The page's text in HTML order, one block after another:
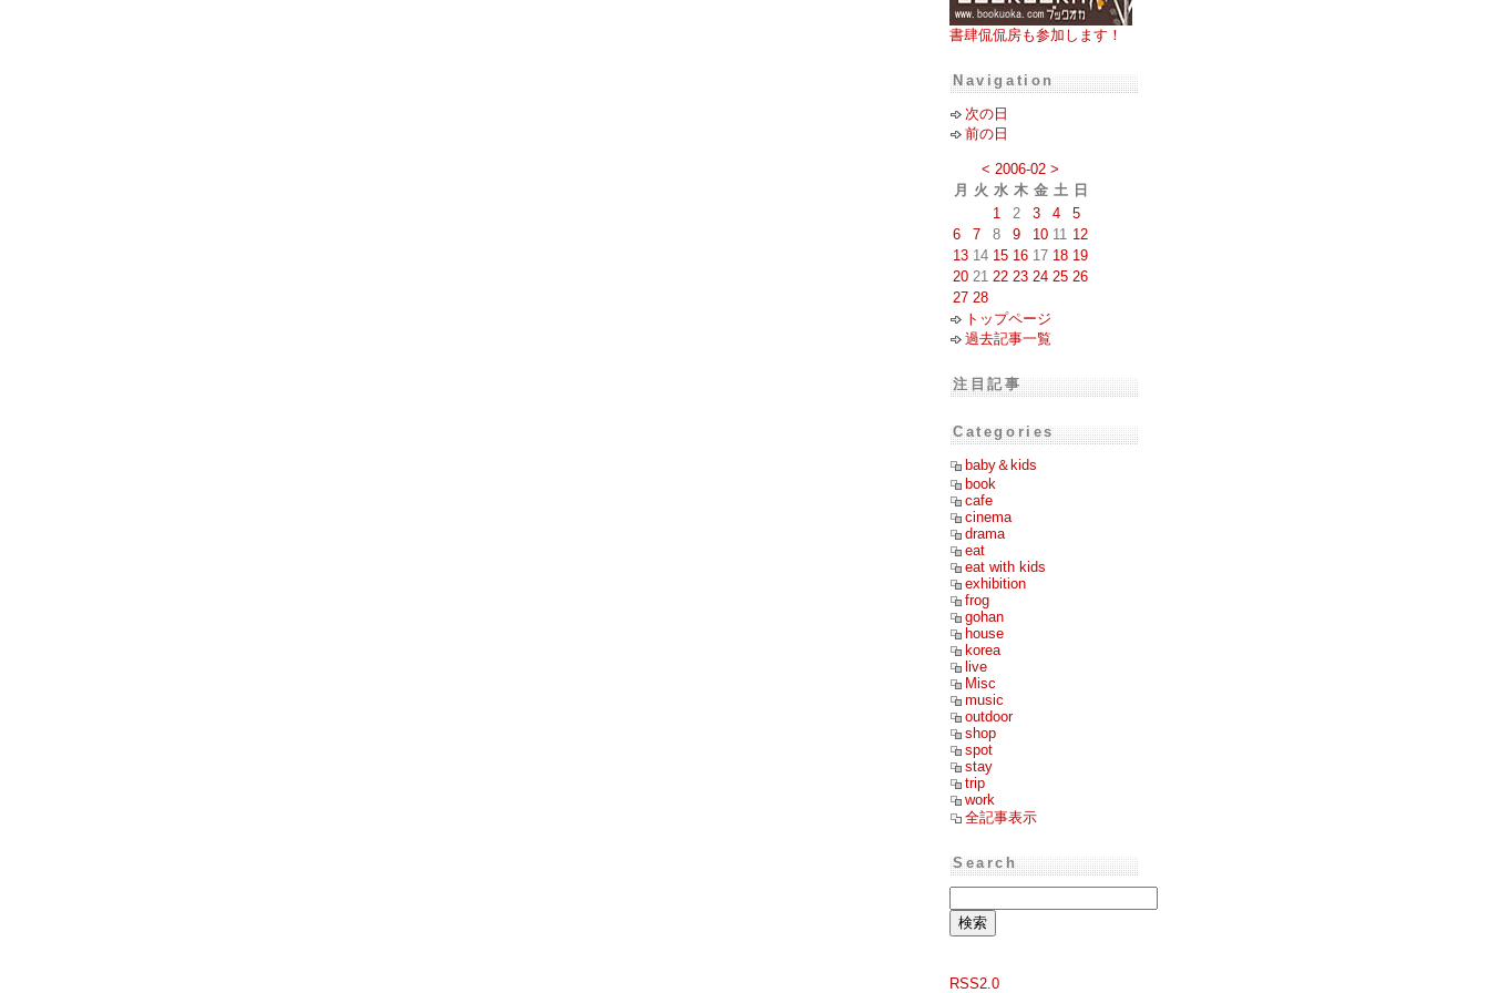
書肆侃侃房も参加します！
Navigation
次の日
前の日
< 2006-02 >
月
火 水 木 金 土 日
1
2 3 4
5
6
7 8 9 10 11 12
13 14 15 16 17 18 19
20 21 22 23 24 25 26
27 28
トップページ
過去記事一覧
注目記事
Categories
baby＆kids
book
cafe
cinema
drama
eat
eat with kids
exhibition
frog
gohan
house
korea
live
Misc
music
outdoor
shop
spot
stay
trip
work
全記事表示
Search
RSS2.0